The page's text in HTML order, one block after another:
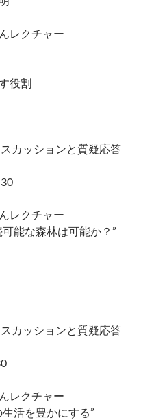
レクチャー
役割
カッションと質疑応答
レクチャー
能な森林は可能か？”
カッションと質疑応答
レクチャー
活を豊かにする”